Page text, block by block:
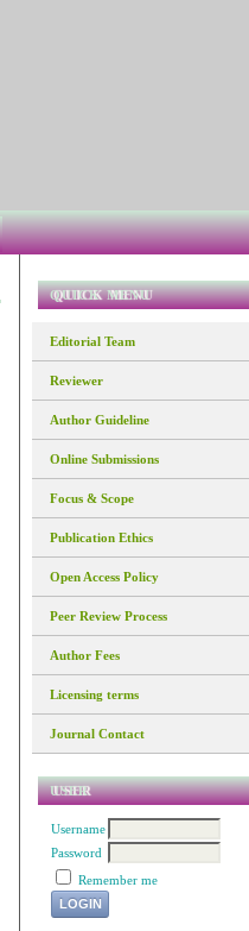
QUICK MENU
Editorial Team
Reviewer
Author Guideline
Online Submissions
Focus & Scope
Publication Ethics
Open Access Policy
Peer Review Process
Author Fees
Licensing terms
Journal Contact
USER
Username
Password
Remember me